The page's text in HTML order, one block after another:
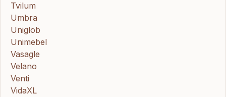
Tvilum
Umbra
Uniglob
Unimebel
Vasagle
Velano
Venti
VidaXL